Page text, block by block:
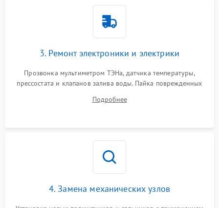
3. Ремонт электроники и электрики
Прозвонка мультиметром ТЭНа, датчика температуры,
прессостата и клапанов залива воды. Пайка поврежденных
Восстановление целостности проводки и контактов.
Подробнее
4. Замена механических узлов